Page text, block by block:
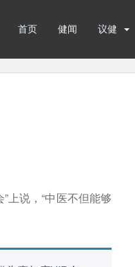
首页 健闻 议健
上说，“中医不但能够